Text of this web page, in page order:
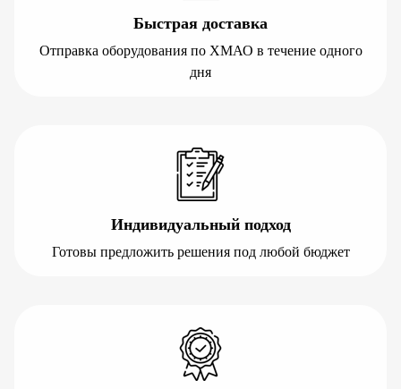
Быстрая доставка
Отправка оборудования по ХМАО в течение одного
дня
Индивидуальный подход
Готовы предложить решения под любой бюджет